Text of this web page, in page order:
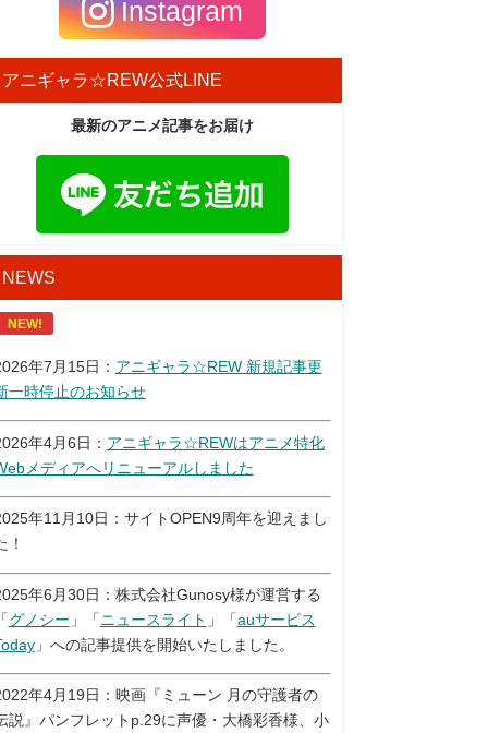
Instagram
アニギャラ☆REW公式LINE
最新のアニメ記事をお届け
NEWS
NEW!
年7月15日： アニギャラ☆REW 新規記事更
一時停止のお知らせ
年4月6日： アニギャラ☆REWはアニメ特化
メディアへリニューアルしました
年11月10日：サイトOPEN9周年を迎えまし
！
年6月30日：株式会社Gunosy様が運営する
グノシー 」「 ニュースライト 」「auサービス
」への記事提供を開始いたしました。
年4月19日：映画『ミューン 月の守護者の
説』パンフレットp.29に声優・大橋彩香様、小